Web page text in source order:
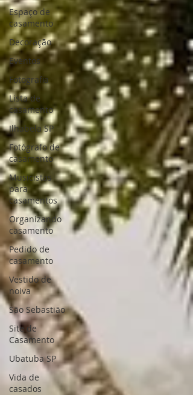
Espaço de
casamento
Decoração
Eventos
Fotografia
Lista de
casamento
Ilhabela SP
Fotógrafo de
casamento
Musicistas
para
casamentos
Organizando
casamento
Pedido de
casamento
Vestido de
noiva
São Sebastião
Site de
Casamento
Ubatuba SP
Vida de
casados